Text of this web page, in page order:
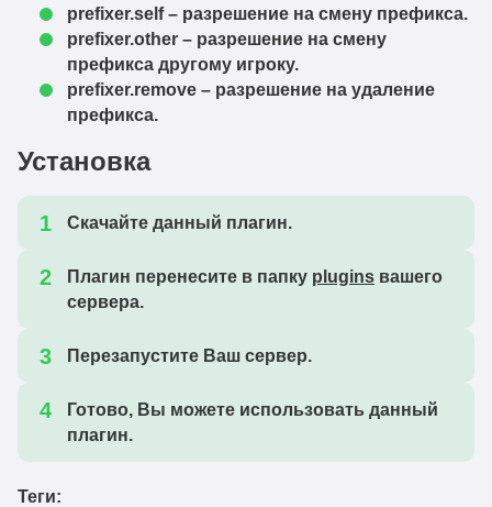
prefixer.self – разрешение на смену префикса.
prefixer.other – разрешение на смену
префикса другому игроку.
prefixer.remove – разрешение на удаление
префикса.
Установка
Скачайте данный плагин.
Плагин перенесите в папку plugins вашего
сервера.
Перезапустите Ваш сервер.
Готово, Вы можете использовать данный
плагин.
Теги: